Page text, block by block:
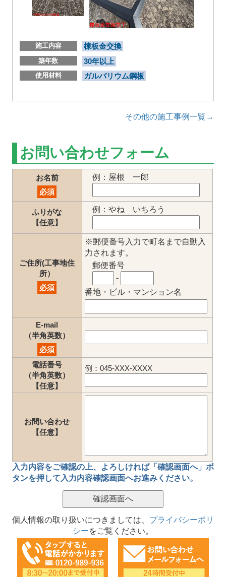
施工内容 棟板金交換
築年数 30年以上
使用材料 ガルバリウム鋼板
その他の施工事例一覧→
お問い合わせフォーム
お名前
必須
例：屋根 一郎
ふりがな
【任意】
例：やね いちろう
ご住所(工事地住
所）
必須
※郵便番号入力で町名まで自動入
力されます。
郵便番号
-
番地・ビル・マンション名
E-mail
（半角英数）
必須
電話番号
（半角英数）
【任意】
例：045-XXX-XXXX
お問い合わせ
【任意】
入力内容をご確認の上、
よろしければ「確認画面へ」ボ
タンを押して 入力内容確認画面へお進みください。
個人情報の取り扱いにつきましては、 プライバシーポリ
シーをご覧ください。